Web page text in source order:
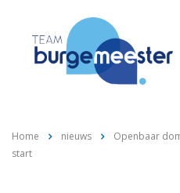
Home nieuws Openbaar
start